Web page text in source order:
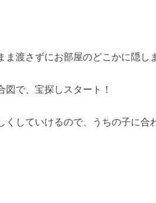
渡さずにお部屋のどこかに隠し
図で、宝探しスタート！
くしていけるので、うちの子に合